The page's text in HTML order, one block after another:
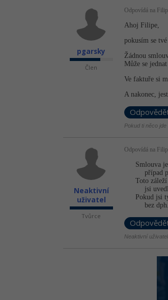
pgarsky
Člen
Odpovídá na Filip
Ahoj Filipe,
pokusím se
Žádnou
Může se
Ve faktuře si
A nakonec,
Pokud ti něco
Neaktivní
uživatel
Tvůrce
Odpovídá na Filip
Smlouva
případ
Toto
jsi
Pokud jsi
bez dph.
Neaktivní